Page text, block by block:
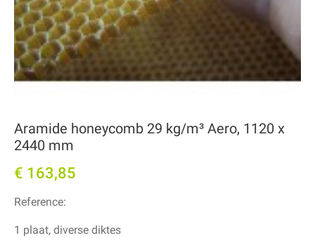
Aramide honeycomb 29 kg/m³ Aero, 1120 x
2440 mm
€ 163,85
Reference:
1 plaat, diverse diktes